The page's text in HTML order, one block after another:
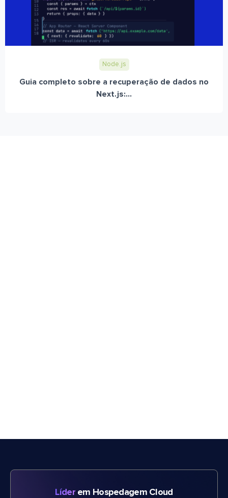
Node.js
Guia completo sobre a recuperação de dados no
Next.js:...
Líderem Hospedagem Cloud